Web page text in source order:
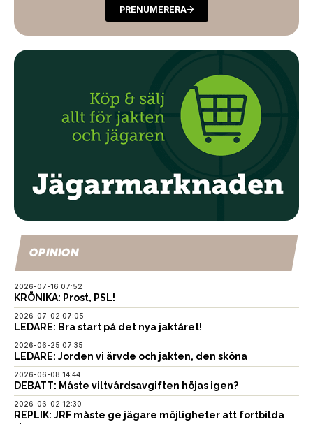
PRENUMERERA
OPINION
2026-07-16 07:52
KRÖNIKA: Prost, PSL!
2026-07-02 07:05
LEDARE: Bra start på det nya jaktåret!
2026-06-25 07:35
LEDARE: Jorden vi ärvde och jakten, den sköna
2026-06-08 14:44
DEBATT: Måste viltvårdsavgiften höjas igen?
2026-06-02 12:30
REPLIK: JRF måste ge jägare möjligheter att fortbilda